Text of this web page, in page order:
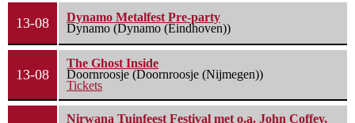
13-08
Dynamo Metalfest Pre-party
Dynamo (Dynamo (Eindhoven))
13-08
The Ghost Inside
Doornroosje (Doornroosje (Nijmegen))
Tickets
Nirwana Tuinfeest Festival met o.a. John Coffey,